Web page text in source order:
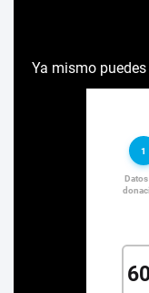
Ya mismo